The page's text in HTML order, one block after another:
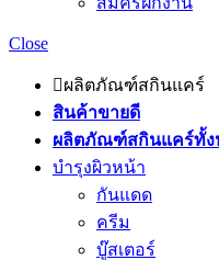
Close
ผลิตภัณฑ์สกินแคร์
สินค้าขายดี
ผลิตภัณฑ์สกินแคร์ทั้ง
บำรุงผิวหน้า
กันแดด
ครีม
บู๊สเตอร์